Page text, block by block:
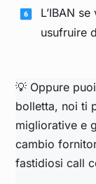
L’IBAN se
usufruire
💡 Oppure puoi
bolletta, noi ti
migliorative e
cambio
fastidiosi call